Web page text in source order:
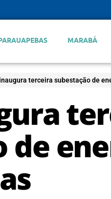
MARABÁ
terceira subestação de
de